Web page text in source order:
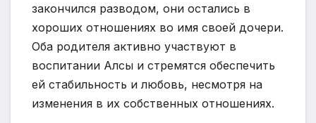
закончился разводом, они остались в
хороших отношениях во имя своей дочери.
Оба родителя активно участвуют в
воспитании Алсы и стремятся обеспечить
ей стабильность и любовь, несмотря на
изменения в их собственных отношениях.